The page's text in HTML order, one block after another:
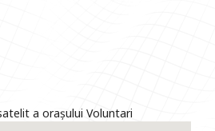
a orașului Voluntari